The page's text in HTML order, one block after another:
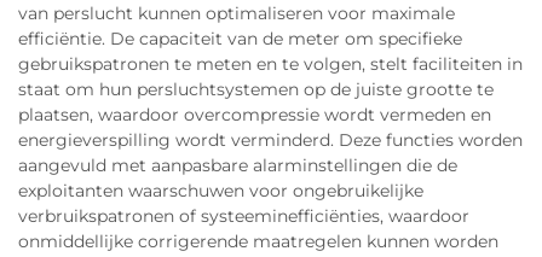
van perslucht kunnen optimaliseren voor maximale
efficiëntie. De capaciteit van de meter om specifieke
gebruikspatronen te meten en te volgen, stelt faciliteiten in
staat om hun persluchtsystemen op de juiste grootte te
plaatsen, waardoor overcompressie wordt vermeden en
energieverspilling wordt verminderd. Deze functies worden
aangevuld met aanpasbare alarminstellingen die de
exploitanten waarschuwen voor ongebruikelijke
verbruikspatronen of systeeminefficiënties, waardoor
onmiddellijke corrigerende maatregelen kunnen worden